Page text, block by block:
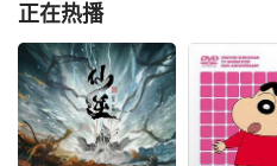
正在热播